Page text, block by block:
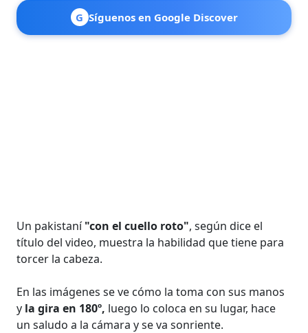
G Síguenos en Google Discover
Un pakistaní"con el cuello roto", según dice el
título del video, muestra la habilidad que tiene para
torcer la cabeza.
En las imágenes se ve cómo la toma con sus manos
y la gira en 180º, luego lo coloca en su lugar, hace
un saludo a la cámara y se va sonriente.